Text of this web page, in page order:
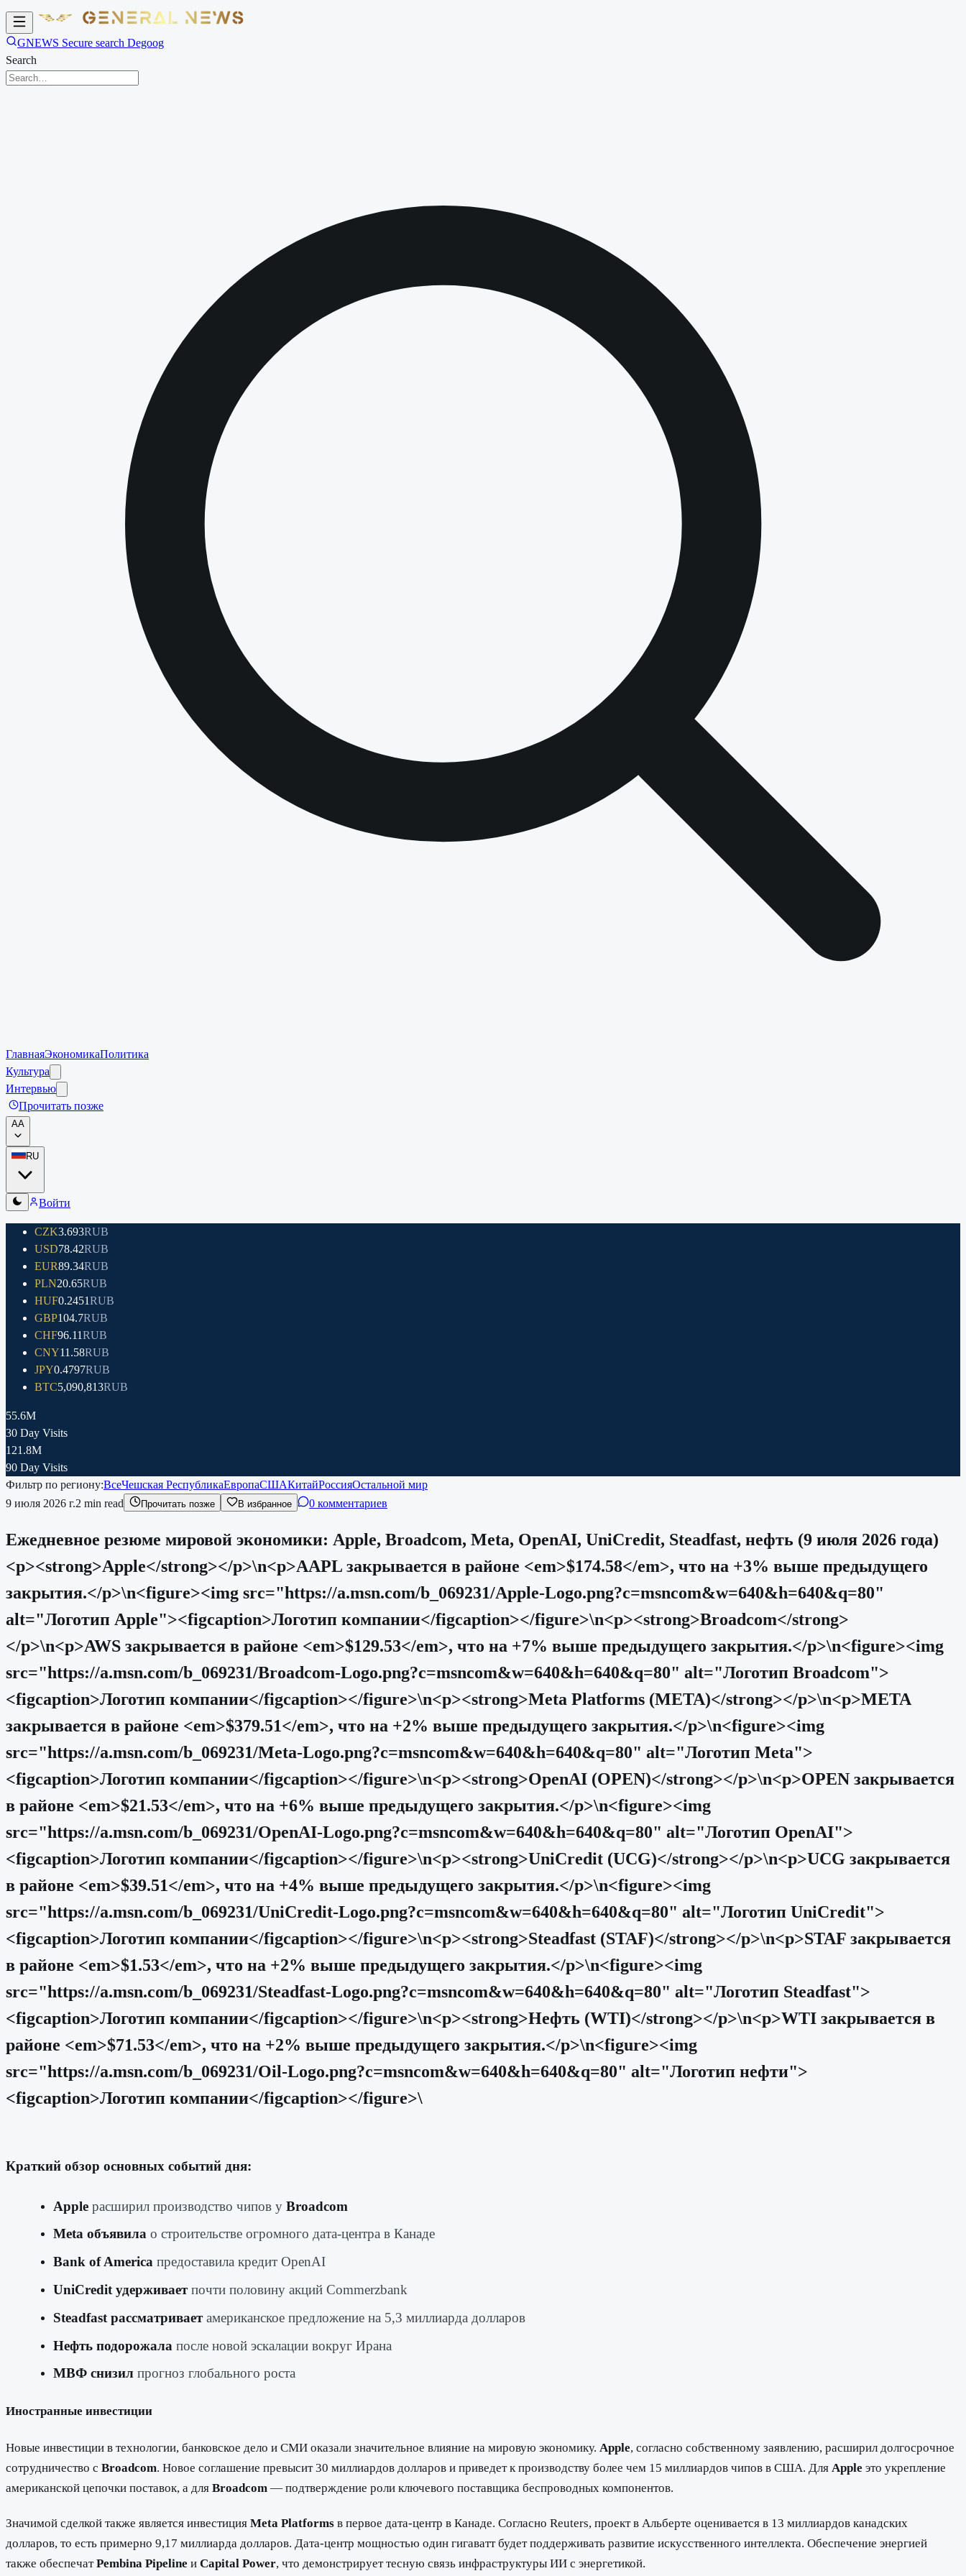
GNEWS Secure search Degoog
Search
ГлавнаяЭкономикаПолитика
Культура
Интервью
Прочитать позже
AA
RU
Войти
CZK3.693RUB
USD78.42RUB
EUR89.34RUB
PLN20.65RUB
HUF0.2451RUB
GBP104.7RUB
CHF96.11RUB
CNY11.58RUB
JPY0.4797RUB
BTC5,090,813RUB
55.6M
30 Day Visits
121.8M
90 Day Visits
Фильтр по региону:ВсеЧешская РеспубликаЕвропаСШАКитайРоссияОстальной мир
9 июля 2026 г.2 min read Прочитать позже В избранное 0 комментариев
Ежедневное резюме мировой экономики: Apple, Broadcom, Meta, OpenAI, UniCredit, Steadfast, нефть (9 июля 2026 года)
<p><strong>Apple</strong></p>\n<p>AAPL закрывается в районе <em>$174.58</em>, что на +3% выше предыдущего
закрытия.</p>\n<figure><img src="https://a.msn.com/b_069231/Apple-Logo.png?c=msncom&w=640&h=640&q=80"
alt="Логотип Apple"><figcaption>Логотип компании</figcaption></figure>\n<p><strong>Broadcom</strong>
</p>\n<p>AWS закрывается в районе <em>$129.53</em>, что на +7% выше предыдущего закрытия.</p>\n<figure><img
src="https://a.msn.com/b_069231/Broadcom-Logo.png?c=msncom&w=640&h=640&q=80" alt="Логотип Broadcom">
<figcaption>Логотип компании</figcaption></figure>\n<p><strong>Meta Platforms (META)</strong></p>\n<p>META
закрывается в районе <em>$379.51</em>, что на +2% выше предыдущего закрытия.</p>\n<figure><img
src="https://a.msn.com/b_069231/Meta-Logo.png?c=msncom&w=640&h=640&q=80" alt="Логотип Meta">
<figcaption>Логотип компании</figcaption></figure>\n<p><strong>OpenAI (OPEN)</strong></p>\n<p>OPEN закрывается
в районе <em>$21.53</em>, что на +6% выше предыдущего закрытия.</p>\n<figure><img
src="https://a.msn.com/b_069231/OpenAI-Logo.png?c=msncom&w=640&h=640&q=80" alt="Логотип OpenAI">
<figcaption>Логотип компании</figcaption></figure>\n<p><strong>UniCredit (UCG)</strong></p>\n<p>UCG закрывается
в районе <em>$39.51</em>, что на +4% выше предыдущего закрытия.</p>\n<figure><img
src="https://a.msn.com/b_069231/UniCredit-Logo.png?c=msncom&w=640&h=640&q=80" alt="Логотип UniCredit">
<figcaption>Логотип компании</figcaption></figure>\n<p><strong>Steadfast (STAF)</strong></p>\n<p>STAF закрывается
в районе <em>$1.53</em>, что на +2% выше предыдущего закрытия.</p>\n<figure><img
src="https://a.msn.com/b_069231/Steadfast-Logo.png?c=msncom&w=640&h=640&q=80" alt="Логотип Steadfast">
<figcaption>Логотип компании</figcaption></figure>\n<p><strong>Нефть (WTI)</strong></p>\n<p>WTI закрывается в
районе <em>$71.53</em>, что на +2% выше предыдущего закрытия.</p>\n<figure><img
src="https://a.msn.com/b_069231/Oil-Logo.png?c=msncom&w=640&h=640&q=80" alt="Логотип нефти">
<figcaption>Логотип компании</figcaption></figure>\
Краткий обзор основных событий дня:
Appleрасширил производство чипов у Broadcom
Meta объявилао строительстве огромного дата-центра в Канаде
Bank of America предоставила кредит OpenAI
UniCredit удерживаетпочти половину акций Commerzbank
Steadfast рассматриваетамериканское предложение на 5,3 миллиарда долларов
Нефть подорожала после новой эскалации вокруг Ирана
МВФ снизил прогноз глобального роста
Иностранные инвестиции
Новые инвестиции в технологии, банковское дело и СМИ оказали значительное влияние на мировую экономику. Apple, согласно собственному заявлению, расширил долгосрочное
сотрудничество с Broadcom. Новое соглашение превысит 30 миллиардов долларов и приведет к производству более чем 15 миллиардов чипов в США. Для Apple это укрепление
американской цепочки поставок, а для Broadcom — подтверждение роли ключевого поставщика беспроводных компонентов.
Значимой сделкой также является инвестиция Meta Platforms в первое дата-центр в Канаде. Согласно Reuters, проект в Альберте оценивается в 13 миллиардов канадских
долларов, то есть примерно 9,17 миллиарда долларов. Дата-центр мощностью один гигаватт будет поддерживать развитие искусственного интеллекта. Обеспечение энергией
также обеспечатPembina Pipeline и Capital Power, что демонстрирует тесную связь инфраструктуры ИИ с энергетикой.